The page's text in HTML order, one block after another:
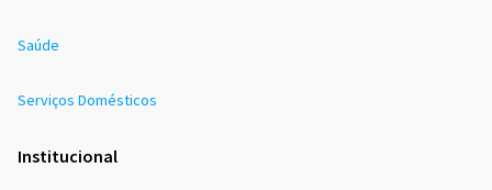
Saúde
Serviços Domésticos
Institucional